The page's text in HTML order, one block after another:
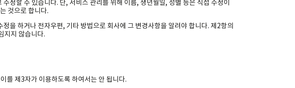
정할 수 있습니다. 단, 서비스 관리를 위해 이름, 생년월일, 성별 등은 직접 수정이
것으로 합니다.
을 하거나 전자우편, 기타 방법으로 회사에 그 변경사항을 알려야 합니다. 제2항의
지지 않습니다.
를 제3자가 이용하도록 하여서는 안 됩니다.